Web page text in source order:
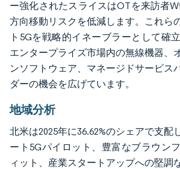
ー強化されたスライスはOTを来訪者
方向移動リスクを低減します。これら
ト5Gを戦略的イネーブラーとして確
エンタープライズ市場内の無線機器、
ンソフトウェア、マネージドサービス
ダーの機会を広げています。
地域分析
北米は2025年に36.62%のシェアで支配
ート5Gパイロット、豊富なブラウン
ィット、産業スタートアップへの堅調